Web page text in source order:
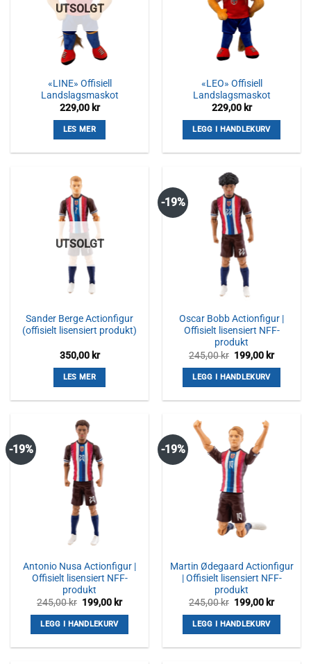
UTSOLGT
«LINE» Offisiell
Landslagsmaskot
229,00 kr
LES MER
«LEO» Offisiell
Landslagsmaskot
229,00 kr
LEGG I HANDLEKURV
UTSOLGT
Sander Berge Actionfigur
(offisielt lisensiert produkt)
350,00 kr
LES MER
-19%
Oscar Bobb Actionfigur |
Offisielt lisensiert NFF-
produkt
245,00kr Opprinnelig
var:
245,00 kr.
199,00 kr
LEGG I HANDLEKURV
-19%
Antonio Nusa Actionfigur |
Offisielt lisensiert NFF-
produkt
245,00kr Opprinnelig
var:
245,00 kr.
199,00 krNåværende
LEGG I HANDLEKURV
-19%
Martin Ødegaard Actionfigur
| Offisielt lisensiert NFF-
produkt
245,00kr Opprinnelig
var:
245,00 kr.
199,00 kr
LEGG I HANDLEKURV